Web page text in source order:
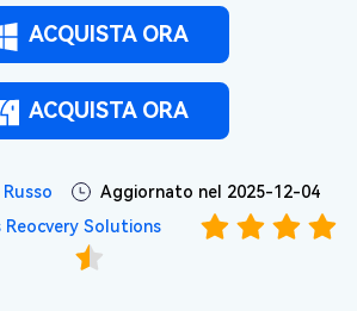
ACQUISTA ORA
ACQUISTA ORA
Aggiornato nel 2025-12-04
Reocvery Solutions